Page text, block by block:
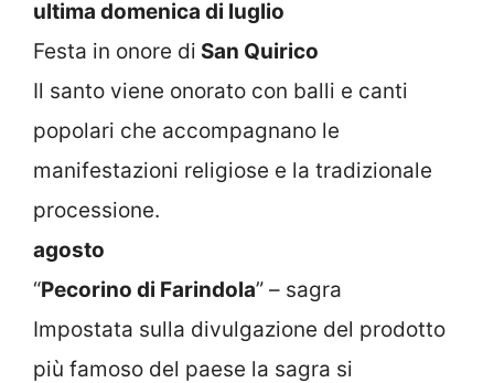
ultima domenica di luglio
Festa in onore di San Quirico
Il santo viene onorato con balli e canti
popolari che accompagnano le
manifestazioni religiose e la tradizionale
processione.
agosto
“Pecorino di Farindola” – sagra
Impostata sulla divulgazione del prodotto
più famoso del paese la sagra si